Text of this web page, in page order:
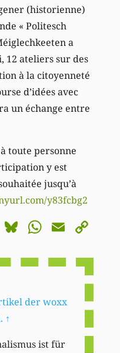
(historienne)
« Politesch
a
12 ateliers sur des
à la citoyenneté
d’idées avec
un échange entre
toute personne
y est
jusqu’à
y83fcbg2
Facebook
BlueskyEmail
der woxx
↑
ist für